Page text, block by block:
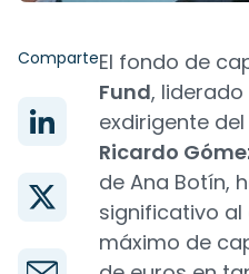
ComparteEl fondo de
Fund,
exdirigente
Ricardo
de Ana Botín,
significativo
máximo de